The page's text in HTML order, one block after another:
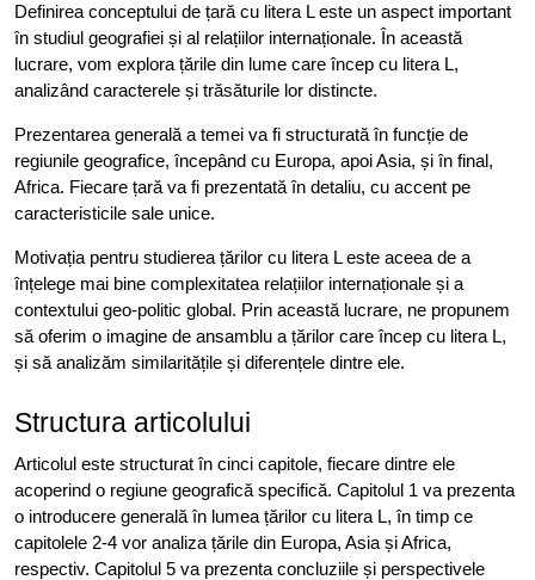
Definirea conceptului de țară cu litera L este un aspect important
în studiul geografiei și al relațiilor internaționale. În această
lucrare, vom explora țările din lume care încep cu litera L,
analizând caracterele și trăsăturile lor distincte.
Prezentarea generală a temei va fi structurată în funcție de
regiunile geografice, începând cu Europa, apoi Asia, și în final,
Africa. Fiecare țară va fi prezentată în detaliu, cu accent pe
caracteristicile sale unice.
Motivația pentru studierea țărilor cu litera L este aceea de a
înțelege mai bine complexitatea relațiilor internaționale și a
contextului geo-politic global. Prin această lucrare, ne propunem
să oferim o imagine de ansamblu a țărilor care încep cu litera L,
și să analizăm similaritățile și diferențele dintre ele.
Structura articolului
Articolul este structurat în cinci capitole, fiecare dintre ele
acoperind o regiune geografică specifică. Capitolul 1 va prezenta
o introducere generală în lumea țărilor cu litera L, în timp ce
capitolele 2-4 vor analiza țările din Europa, Asia și Africa,
respectiv. Capitolul 5 va prezenta concluziile și perspectivele